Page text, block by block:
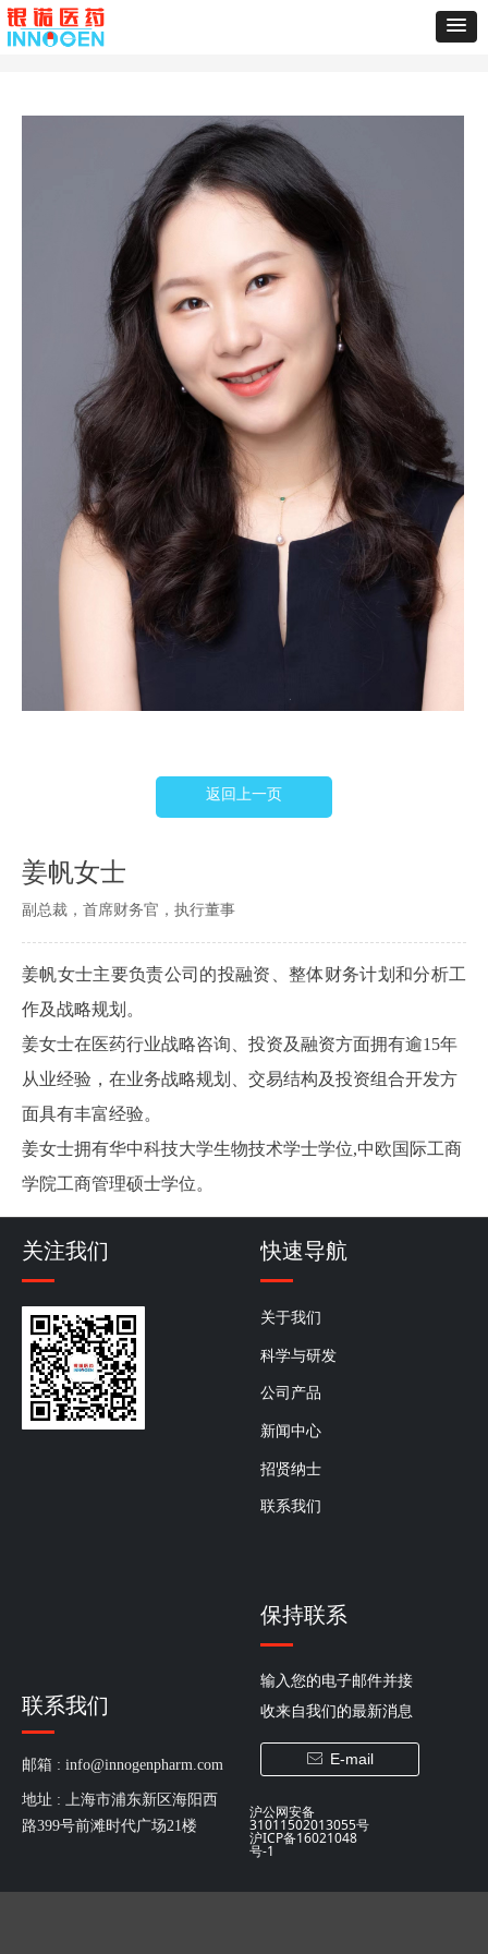
姜帆女士
副总裁，首席财务官，执行董事
姜帆女士主要负责公司的投融资、整体财务计划和分析工
作及战略规划。
姜女士在医药行业战略咨询、投资及融资方面拥有逾15年
从业经验，在业务战略规划、交易结构及投资组合开发方
面具有丰富经验。
姜女士拥有华中科技大学生物技术学士学位,中欧国际工商
学院工商管理硕士学位。
返回上一页
关注我们
邮箱 : info@innogenpharm.com
地址 : 上海市浦东新区海阳西
路399号前滩时代广场21楼
联系我们
快速导航
关于我们
科学与研发
公司产品
新闻中心
招贤纳士
联系我们
保持联系
输入您的电子邮件并接
收来自我们的最新消息
ꂘ E-mail
沪公网安备
31011502013055号
沪ICP备16021048
号-1